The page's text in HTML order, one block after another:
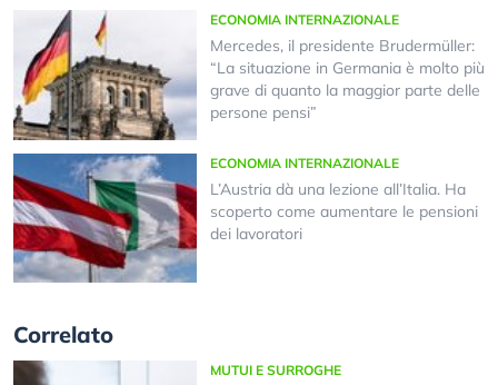
ECONOMIA INTERNAZIONALE
Mercedes, il presidente Brudermüller:
“La situazione in Germania è molto più
grave di quanto la maggior parte delle
persone pensi”
ECONOMIA INTERNAZIONALE
L’Austria dà una lezione all’Italia. Ha
scoperto come aumentare le pensioni
dei lavoratori
Correlato
MUTUI E SURROGHE